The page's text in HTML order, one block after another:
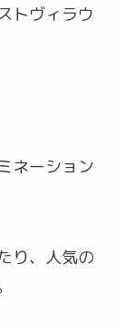
トヴィラウ
ネーション
り、人気の